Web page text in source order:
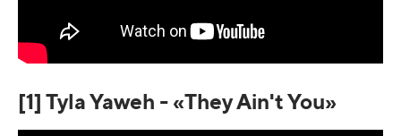
[1] Tyla Yaweh - «They Ain't You»